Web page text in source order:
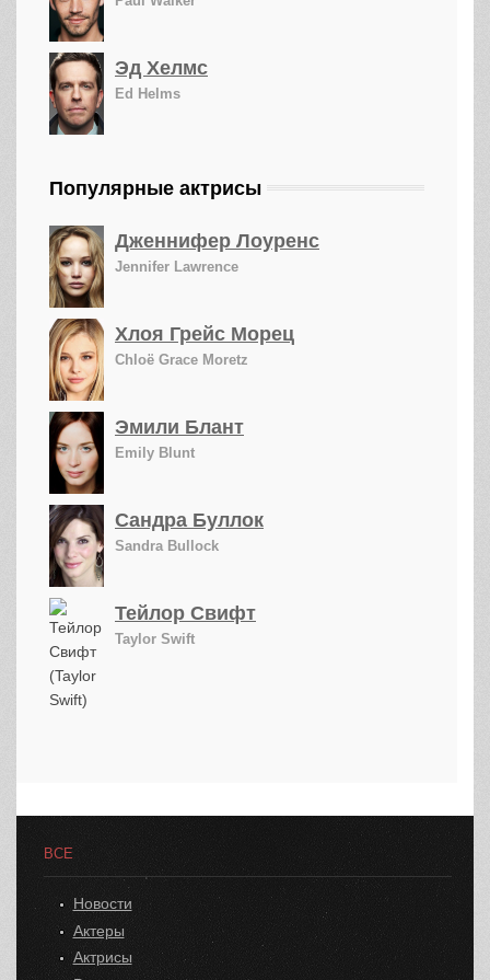
Эд Хелмс
Ed Helms
Популярные актрисы
Дженнифер Лоуренс
Jennifer Lawrence
Хлоя Грейс Морец
Chloë Grace Moretz
Эмили Блант
Emily Blunt
Сандра Буллок
Sandra Bullock
Тейлор Свифт
Taylor Swift
ВСЕ
Новости
Актеры
Актрисы